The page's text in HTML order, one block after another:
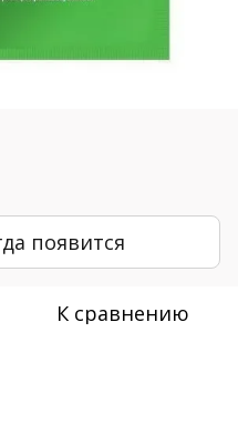
появится
К сравнению